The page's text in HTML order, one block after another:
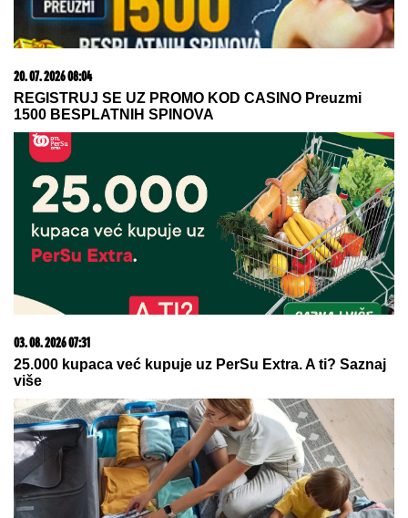
06. 08. 2026 09:39
Marija (3) se igrala u dvorištu i samo je nestala: Posle
42 godine otac je pronašao, zanemeo je kada je saznao
gde je bila
07. 08. 2026 07:10
ZENDAJA I TOM HOLAND SVE VREME KRILI BRAK?
Evo kako je najpoznatiji par na svetu uspeo da prevari
javnost i kako je izgledala njihova GLAMUROZNA
SVADBA